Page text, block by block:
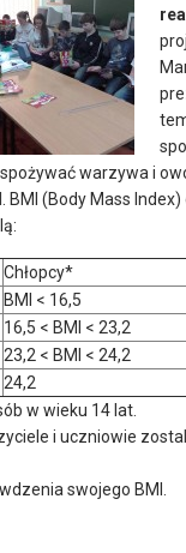
warzywa i
(Body Mass
Chłopcy*
BMI < 16,5
16,5 < BMI < 23,2
23,2 < BMI < 24,2
24,2
w wieku 14 lat.
i uczniowie
swojego BMI.